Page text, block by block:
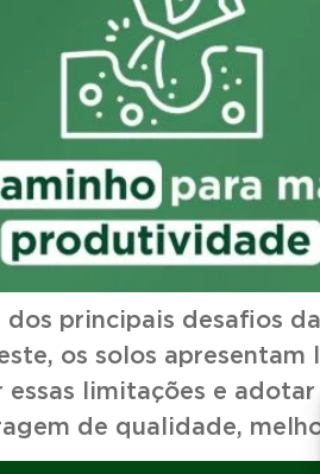
principais desafios
os solos
limitações e
de qualidade,